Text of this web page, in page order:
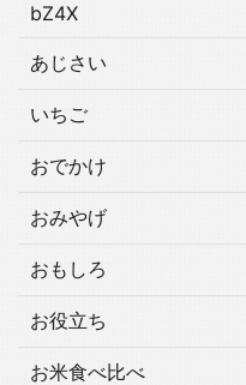
bZ4X
あじさい
いちご
おでかけ
おみやげ
おもしろ
お役立ち
お米食べ比べ